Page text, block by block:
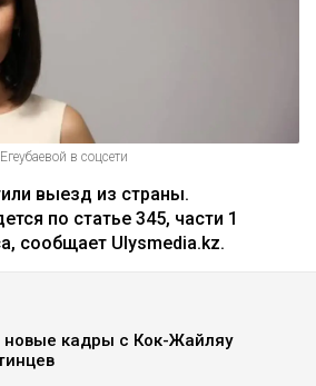
в соцсети
выезд из страны.
по статье 345, части 1
сообщает Ulysmedia.kz.
новые кадры с Кок-Жайляу